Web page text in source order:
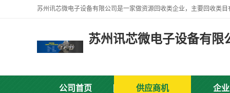
苏州讯芯微电子设备有限
公司首页 供应商机 企